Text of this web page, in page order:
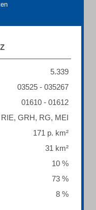
5.339
03525 - 035267
01610 - 01612
RIE, GRH, RG, MEI
171 p. km²
31 km²
10 %
73 %
8 %